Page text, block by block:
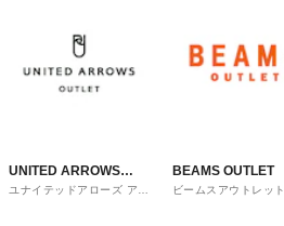
UNITED ARROWS
OUTLET
ユナイテッドアローズ アウ
BEAMS OUTLET
ビームスアウトレット